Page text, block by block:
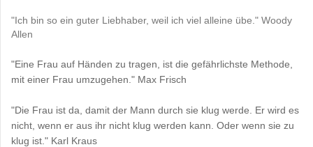
"Ich bin so ein guter Liebhaber, weil ich viel alleine übe." Woody
Allen
"Eine Frau auf Händen zu tragen, ist die gefährlichste Methode,
mit einer Frau umzugehen." Max Frisch
"Die Frau ist da, damit der Mann durch sie klug werde. Er wird es
nicht, wenn er aus ihr nicht klug werden kann. Oder wenn sie zu
klug ist." Karl Kraus